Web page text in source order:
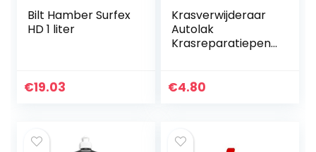
Bilt Hamber Surfex
HD 1 liter
€19.03
Krasverwijderaar
Autolak
Krasreparatiepen,
Miracle Vanish Pen
€4.80